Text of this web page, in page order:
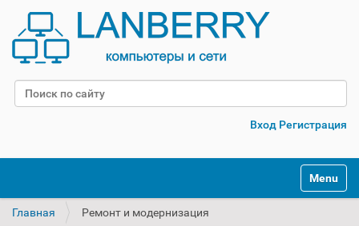
Поиск
Вход Регистрация
Главная Ремонт и модернизация